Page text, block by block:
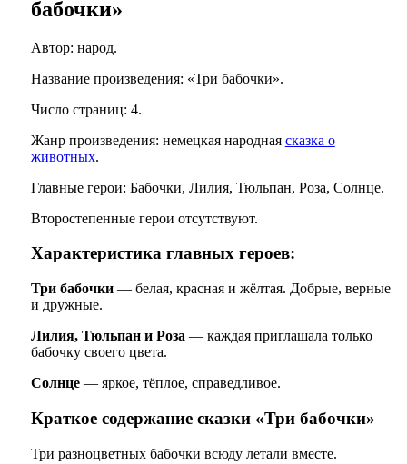
бабочки»
Автор: народ.
Название произведения: «Три бабочки».
Число страниц: 4.
Жанр произведения: немецкая народная сказка о
животных.
Главные герои: Бабочки, Лилия, Тюльпан, Роза, Солнце.
Второстепенные герои отсутствуют.
Характеристика главных героев:
Три бабочки— белая, красная и жёлтая. Добрые, верные
и дружные.
Лилия, Тюльпан и Роза — каждая приглашала только
бабочку своего цвета.
Солнце— яркое, тёплое, справедливое.
Краткое содержание сказки «Три бабочки»
Три разноцветных бабочки всюду летали вместе.